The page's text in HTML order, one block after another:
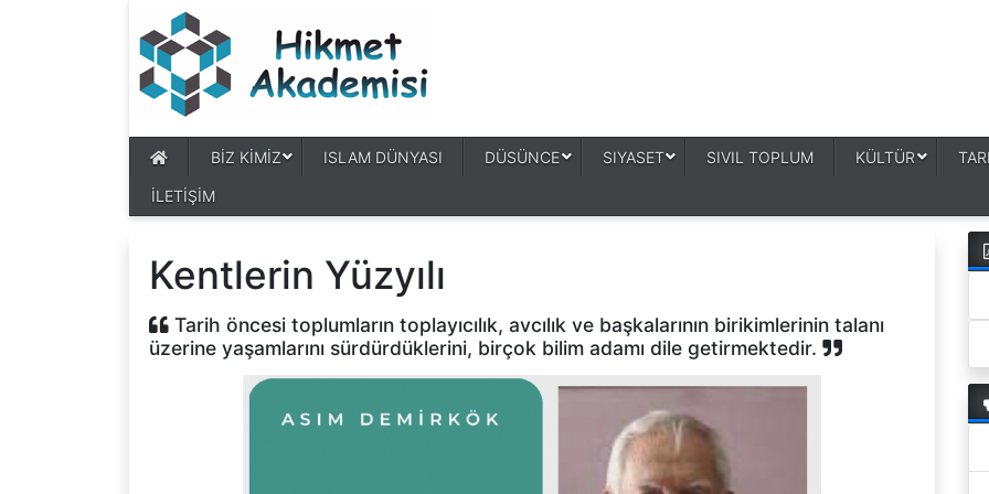
BİZ KİMİZ ISLAM DÜNYASI DÜSÜNCE SIYASET SIVIL TOPLUM KÜLTÜR
İLETİŞİM
Kentlerin Yüzyılı
Tarih öncesi toplumların toplayıcılık, avcılık ve başkalarının birikimlerinin talanı
üzerine yaşamlarını sürdürdüklerini, birçok bilim adamı dile getirmektedir.